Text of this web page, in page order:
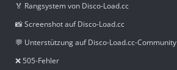
🏅 Rangsystem von Disco-Load.cc
📸 Screenshot auf Disco-Load.cc
💬 Unterstützung auf Disco-Load.cc-Community
❌ 505-Fehler